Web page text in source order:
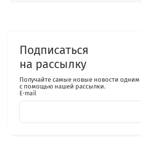
Подписаться
на рассылку
Получайте самые новые новости
с помощью нашей рассылки.
E-mail